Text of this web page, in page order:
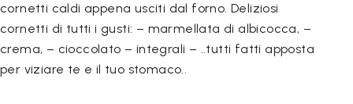
cornetti caldi appena usciti dal forno. Deliziosi
cornetti di tutti i gusti: – marmellata di albicocca, –
crema, – cioccolato – integrali – ..tutti fatti apposta
per viziare te e il tuo stomaco..